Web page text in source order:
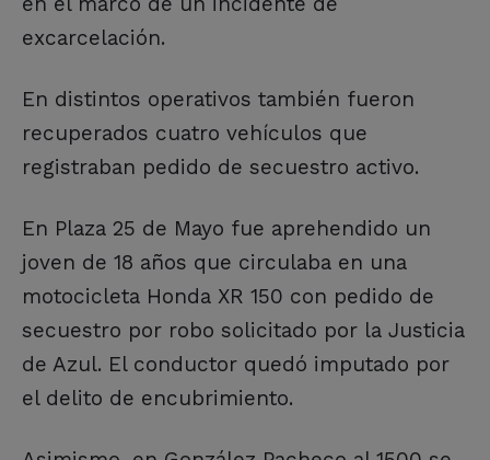
excarcelación.
En distintos operativos también fueron
recuperados cuatro vehículos que
registraban pedido de secuestro activo.
En Plaza 25 de Mayo fue aprehendido un
joven de 18 años que circulaba en una
motocicleta Honda XR 150 con pedido de
secuestro por robo solicitado por la Justicia
de Azul. El conductor quedó imputado por
el delito de encubrimiento.